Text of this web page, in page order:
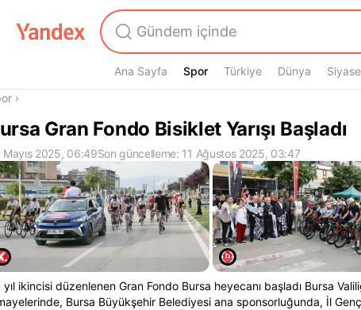
Ana Sayfa Spor
Spor Türkiye Dünya
›
Gran Fondo Bisiklet Yarışı Başladı
Mayıs 2025, 06:49Son güncelleme: 11 Ağustos 2025, 03:47
yıl ikincisi düzenlenen Gran Fondo Bursa heyecanı başladı Bursa
Bursa Büyükşehir Belediyesi ana sponsorluğunda, İl